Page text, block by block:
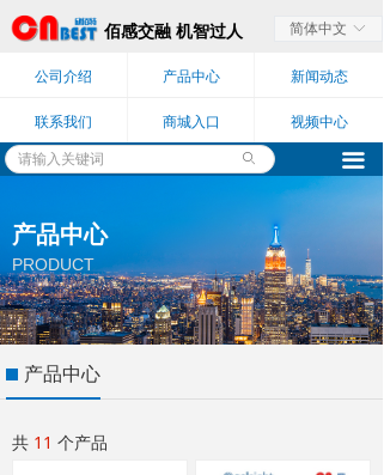
佰感交融 机智过人 ꀅ
简体中文
끀
ꄙ
公司介绍 产品中心 新闻动态
联系我们 商城入口 视频中心
产品中心
共 11 个产品
产品中心
PRODUCT